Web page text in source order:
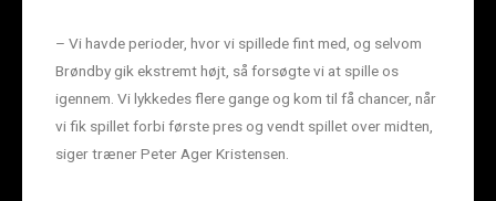
– Vi havde perioder, hvor vi spillede fint med, og selvom
Brøndby gik ekstremt højt, så forsøgte vi at spille os
igennem. Vi lykkedes flere gange og kom til få chancer, når
vi fik spillet forbi første pres og vendt spillet over midten,
siger træner Peter Ager Kristensen.